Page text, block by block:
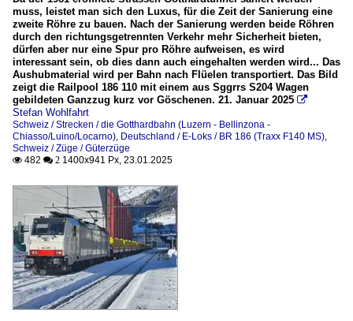
muss, leistet man sich den Luxus, für die Zeit der Sanierung eine
zweite Röhre zu bauen. Nach der Sanierung werden beide Röhren
durch den richtungsgetrennten Verkehr mehr Sicherheit bieten,
dürfen aber nur eine Spur pro Röhre aufweisen, es wird
interessant sein, ob dies dann auch eingehalten werden wird... Das
Aushubmaterial wird per Bahn nach Flüelen transportiert. Das Bild
zeigt die Railpool 186 110 mit einem aus Sggrrs S204 Wagen
gebildeten Ganzzug kurz vor Göschenen. 21. Januar 2025 
Stefan Wohlfahrt
Schweiz / Strecken / die Gotthardbahn (Luzern - Bellinzona -
Chiasso/Luino/Locarno) Deutschland / E-Loks / BR 186 (Traxx F140 MS)
Schweiz / Züge / Güterzüge
 482  2 1400x941 Px, 23.01.2025